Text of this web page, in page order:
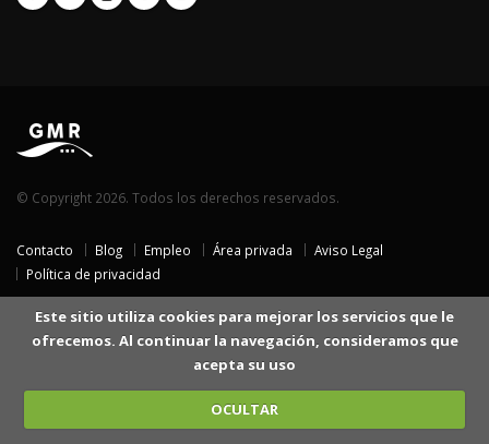
© Copyright 2026. Todos los derechos reservados.
Contacto Blog Empleo Área privada
Aviso Legal
Política de privacidad
Este sitio utiliza cookies para mejorar los servicios que le
ofrecemos. Al continuar la navegación, consideramos que
acepta su uso
OCULTAR